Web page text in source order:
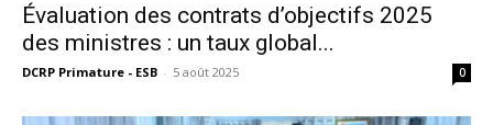
Évaluation des contrats d’objectifs 2025
des ministres : un taux global...
DCRP Primature - ESB - 5 août 2025 0